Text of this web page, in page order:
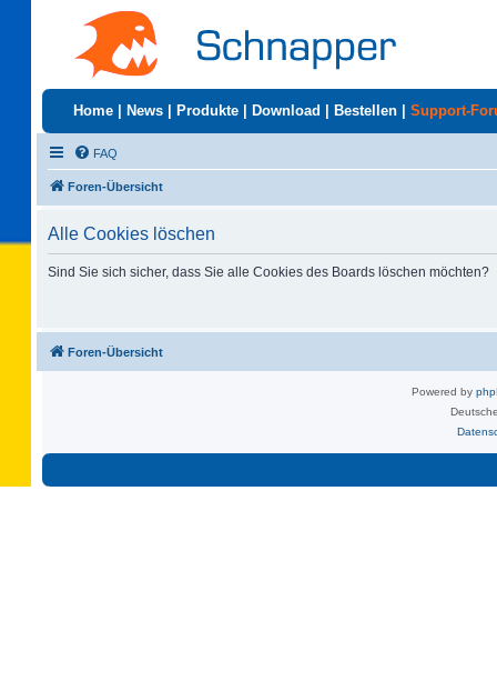
Home News Produkte Download Bestellen Support-
FAQ
Foren-Übersicht
Alle Cookies löschen
Sind Sie sich sicher, dass Sie alle Cookies des Boards löschen möchten?
Foren-Übersicht
Powered by